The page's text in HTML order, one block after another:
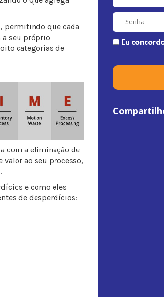
permitindo que cada
a seu próprio
categorias de
com a eliminação de
valor ao seu processo,
e como eles
de desperdícios:
Eu